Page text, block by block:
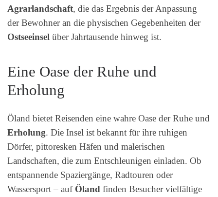
Agrarlandschaft, die das Ergebnis der Anpassung
der Bewohner an die physischen Gegebenheiten der
Ostseeinsel über Jahrtausende hinweg ist.
Eine Oase der Ruhe und
Erholung
Öland bietet Reisenden eine wahre Oase der Ruhe und
Erholung. Die Insel ist bekannt für ihre ruhigen
Dörfer, pittoresken Häfen und malerischen
Landschaften, die zum Entschleunigen einladen. Ob
entspannende Spaziergänge, Radtouren oder
Wassersport – auf Öland finden Besucher vielfältige